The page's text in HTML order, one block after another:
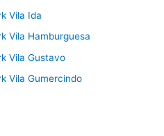
Vila Ida
Vila Hamburguesa
Vila Gustavo
Vila Gumercindo